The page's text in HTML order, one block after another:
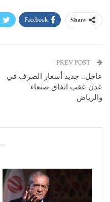
Share
Facebook
عاجل.. جديد أسعار الصرف في
عدن عقب اتفاق صنعاء
والرياض